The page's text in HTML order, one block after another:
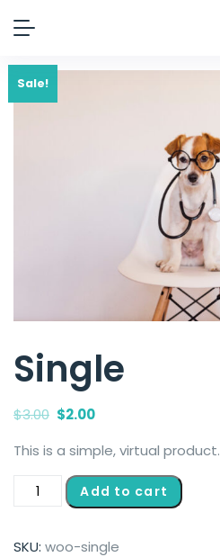
Sale!
Single
$3.00 $2.00
This is a simple, virtual product.
Add to cart
SKU: woo-single